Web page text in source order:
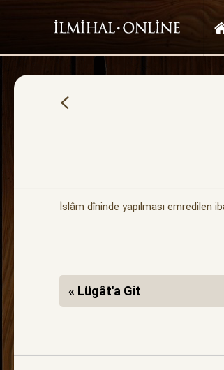
İslâm dîninde yapılması emredilen
« Lügât'a Git